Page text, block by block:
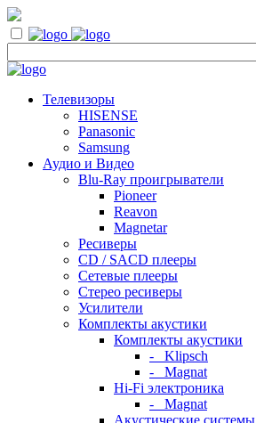
Телевизоры
HISENSE
Panasonic
Samsung
Аудио и Видео
Blu-Ray проигрыватели
Pioneer
Reavon
Magnetar
Ресиверы
CD / SACD плееры
Сетевые плееры
Стерео ресиверы
Усилители
Комплекты акустики
Комплекты акустики
- Klipsch
- Magnat
Hi-Fi электроника
- Magnat
Акустические системы